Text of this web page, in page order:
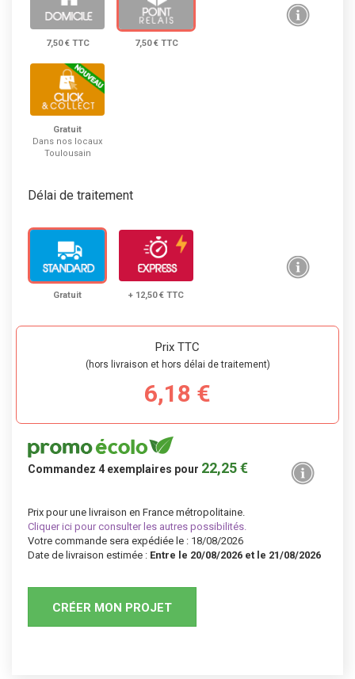
7,50 € TTC 7,50 € TTC
Gratuit
Dans nos locaux
Toulousain
Délai de traitement
Gratuit + 12,50 € TTC
Prix TTC
(hors livraison et hors délai de traitement)
6,18 €
Commandez 4 exemplaires pour 22,25 €
Prix pour une livraison en France métropolitaine.
Cliquer ici pour consulter les autres possibilités.
Votre commande sera expédiée le : 18/08/2026
Date de livraison estimée : Entre le 20/08/2026 et le 21/08/2026